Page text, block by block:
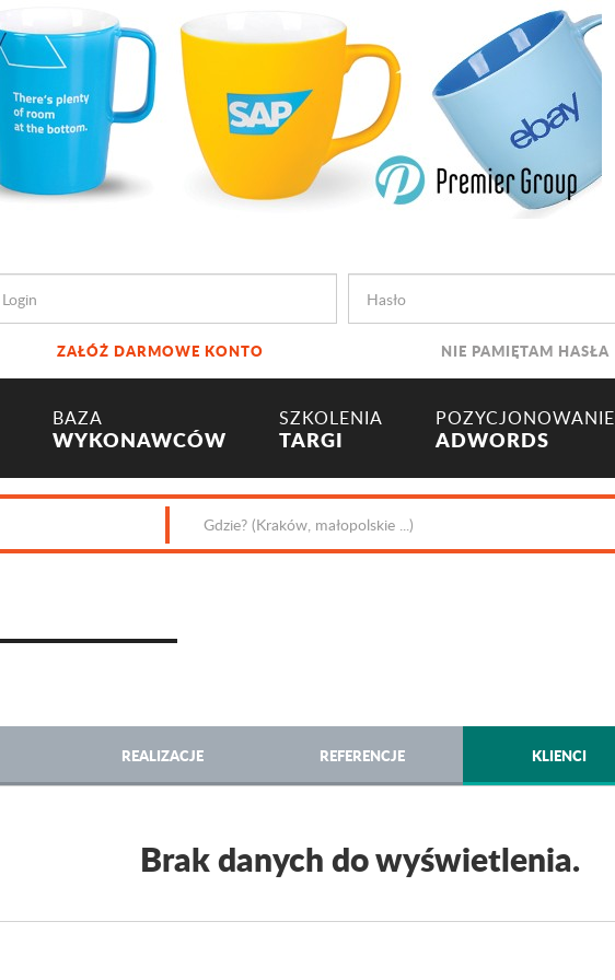
ZAŁÓŻ DARMOWE KONTO NIE PAMIĘTAM HASŁA
BAZA
WYKONAWCÓW
SZKOLENIA
TARGI
POZYCJONOWANIE
ADWORDS
REALIZACJE REFERENCJE KLIENCI
Brak danych do wyświetlenia.